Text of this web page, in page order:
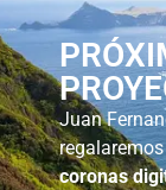
Juan
regalaremos
coronas